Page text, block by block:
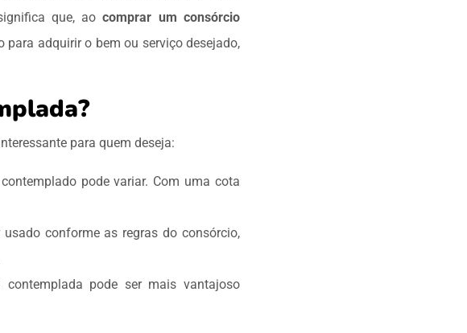
que, aocomprar um consórcio
para adquirir o bem ou serviço desejado,
para quem deseja:
pode variar. Com uma cota
conforme as regras do consórcio,
pode ser mais vantajoso